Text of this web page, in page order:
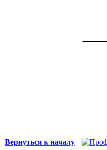
Вернуться к началу